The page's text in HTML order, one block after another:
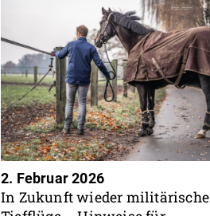
2. Februar 2026
In Zukunft wieder militärische